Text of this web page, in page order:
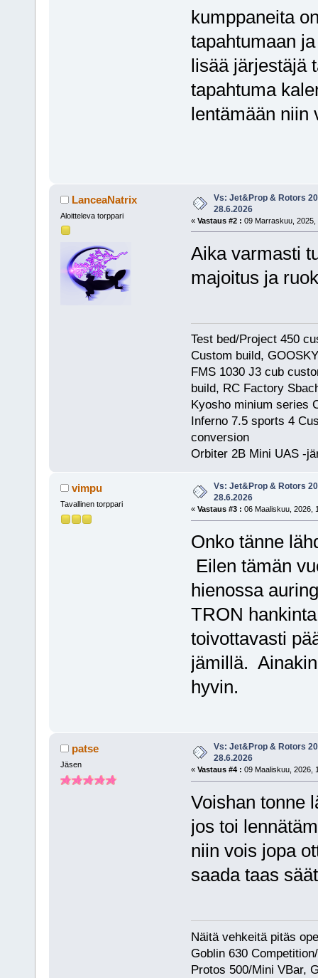
kumppaneita
tapahtumaan
lisää järjestäjä
tapahtuma
lentämään niin
LanceaNatrix
Aloitteleva torppari
Vs: Jet&Prop & Rotors
28.6.2026
« Vastaus #2 : 09 Marraskuu, 2025,
Aika varmasti
majoitus ja
Test bed/Project 450
Custom build,
FMS 1030 J3 cub
build, RC Factory
Kyosho minium series
Inferno 7.5 sports 4
conversion
Orbiter 2B Mini UAS -
vimpu
Tavallinen torppari
Vs: Jet&Prop & Rotors
28.6.2026
« Vastaus #3 : 06 Maaliskuu, 2026,
Onko tänne
Eilen tämän
hienossa
TRON
toivottavasti
jämillä.
hyvin.
patse
Jäsen
Vs: Jet&Prop & Rotors
28.6.2026
« Vastaus #4 : 09 Maaliskuu, 2026,
Voishan tonne
jos toi
niin vois jopa
saada taas
Näitä vehkeitä pitäs
Goblin 630
Protos 500/Mini VBar,